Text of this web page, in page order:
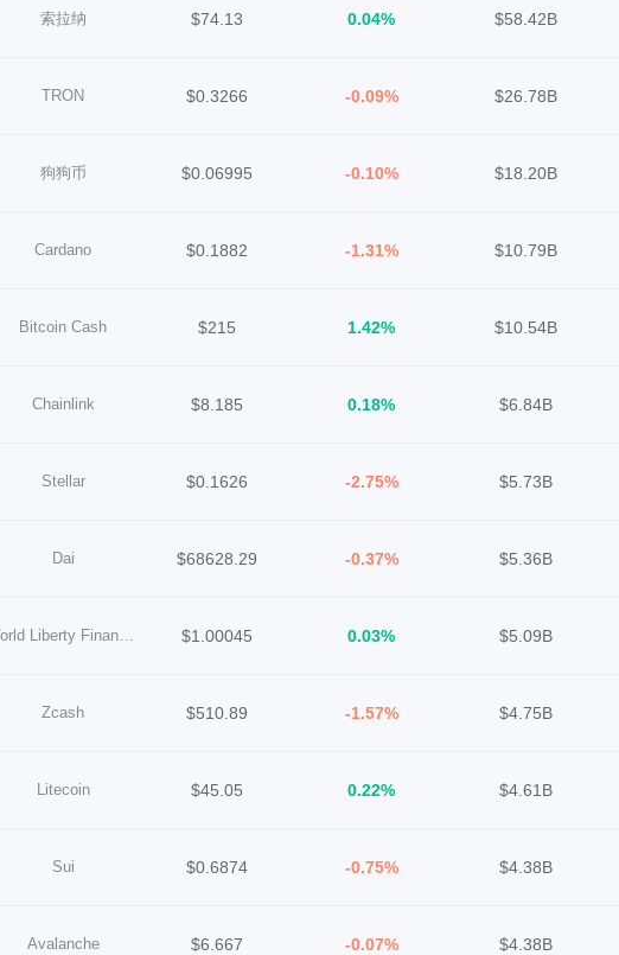
索拉纳 $74.13 0.04% $58.42B
TRON $0.3266 -0.09% $26.78B
狗狗币 $0.06995 -0.10% $18.20B
Cardano $0.1882 -1.31% $10.79B
Bitcoin Cash $215 1.42% $10.54B
Chainlink $8.185 0.18% $6.84B
Stellar $0.1626 -2.75% $5.73B
Dai $68628.29 -0.37% $5.36B
World Liberty Financial USD $1.00045 0.03% $5.09B
Zcash $510.89 -1.57% $4.75B
Litecoin $45.05 0.22% $4.61B
Sui $0.6874 -0.75% $4.38B
Avalanche $6.667 -0.07% $4.38B